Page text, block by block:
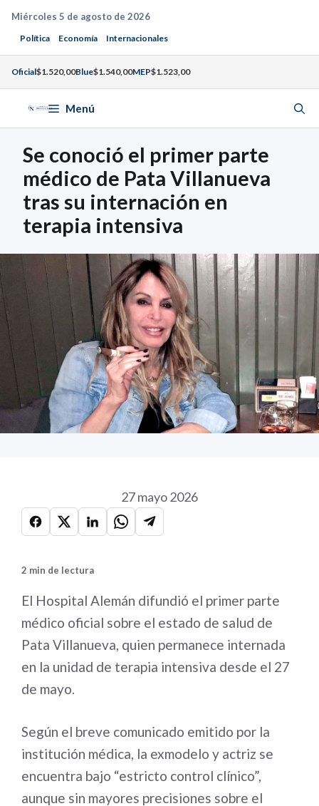
Saltar
contenido
Miércoles 5 de agosto de 2026
Política Economía Internacionales
Oficial$1.520,00Blue$1.540,00MEP$1.523,00
Menú
Se conoció el primer parte
médico de Pata Villanueva
tras su internación en
terapia intensiva
27 mayo 2026
2 min de lectura
El Hospital Alemán difundió el primer parte
médico oficial sobre el estado de salud de
Pata Villanueva, quien permanece internada
en la unidad de terapia intensiva desde el 27
de mayo.
Según el breve comunicado emitido por la
institución médica, la exmodelo y actriz se
encuentra bajo “estricto control clínico”,
aunque sin mayores precisiones sobre el